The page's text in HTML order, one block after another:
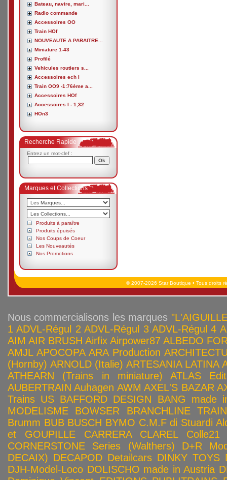
Bateau, navire, mari...
Radio commande
Accessoires OO
Train HOf
NOUVEAUTE A PARAITRE...
Miniature 1-43
Profilé
Vehicules routiers s...
Accessoires ech I
Train OO9 -1:76ème a...
Accessoires HOf
Accessoires I - 1;32
HOn3
Recherche Rapide
Entrez un mot-clef :
Marques et Collections
Produits à paraître
Produits épuisés
Nos Coups de Coeur
Les Nouveautés
Nos Promotions
© 2007-2026 Star Boutique • Tous droits
Nous commercialisons les marques
1 ADVL-Régul 2 ADVL-Régul 3 ADVL-Régul 4
AIM AIR BRUSH Airfix Airpower87 ALBEDO
AMJL APOCOPA ARA Production
(Hornby) ARNOLD (Italie) ARTESANIA LATINA
ATHEARN (Trains in miniature)
ATLAS
AUBERTRAIN Auhagen AWM AXEL'S BAZAR
Trains US BAFFORD DESIGN
BANG made
MODELISME
BOWSER
BRANCHLINE
Brumm BUB BUSCH BYMO C.M.F di Stuardi
et GOUPILLE
CARRERA CLAREL
Colle21
CORNERSTONE Series (Walthers)
D+R
DECAIX) DECAPOD Detailcars DINKY TOYS
DJH-Model-Loco DOLISCHO made in Austria